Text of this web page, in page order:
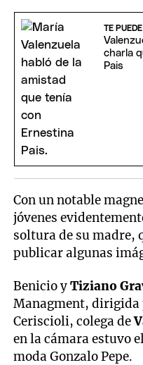
TE
charla
Pais
Con un notable
jóvenes
soltura de su madre,
publicar algunas
Benicio yTiziano
Managment, dirigida
Ceriscioli, colega de
en la cámara estuvo
moda Gonzalo Pepe.